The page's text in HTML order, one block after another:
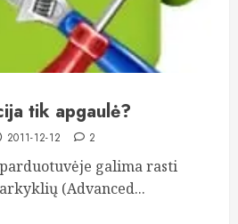
tik apgaulė?
2011-12-12 2
galima rasti
(Advanced...